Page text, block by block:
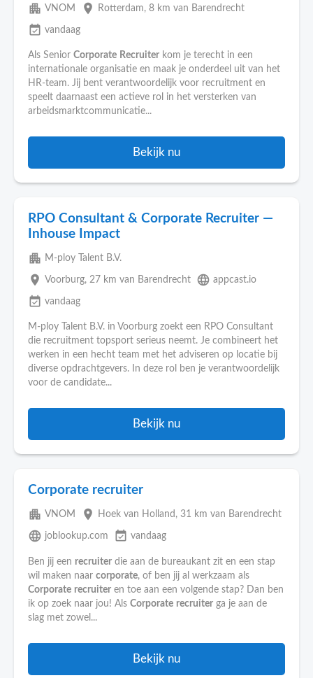
apartment VNOM place Rotterdam, 8 km van Barendrecht
event_available vandaag
Als Senior Corporate Recruiter kom je terecht in een
internationale organisatie en maak je onderdeel uit van het
HR‐team. Jij bent verantwoordelijk voor recruitment en
speelt daarnaast een actieve rol in het versterken van
arbeidsmarktcommunicatie...
Bekijk nu
RPO Consultant & Corporate Recruiter —
Inhouse Impact
apartment M-ploy Talent B.V.
place Voorburg, 27 km van Barendrecht language appcast.io
event_available vandaag
M-ploy Talent B.V. in Voorburg zoekt een RPO Consultant
die recruitment topsport serieus neemt. Je combineert het
werken in een hecht team met het adviseren op locatie bij
diverse opdrachtgevers. In deze rol ben je verantwoordelijk
voor de candidate...
Bekijk nu
Corporate recruiter
apartment VNOM place Hoek van Holland , 31 km van Barendrecht
language joblookup.com event_available vandaag
Ben jij een recruiter die aan de bureaukant zit en een stap
wil maken naar corporate, of ben jij al werkzaam als
Corporate recruiter en toe aan een volgende stap? Dan ben
ik op zoek naar jou! Als Corporate recruiter ga je aan de
slag met zowel...
Bekijk nu